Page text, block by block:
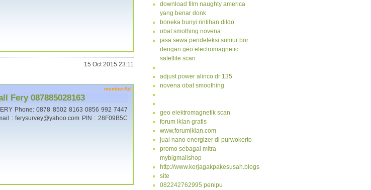
download film naughty america
yang benar donk
boneka bunyi rintihan dildo
obat smothing novena
jasa sewa pendeteksi sumur bor
dengan geo electromagnetic
satellite scan
adjust power alinco dr 135
novena obat smoothing
geo elektromagnetik scan
forum iklan gratis
www.forumiklan.com
jual nano energizer di purwokerto
promo sebagai mitra
mybigmallshop
http://www.kerjagakpakesusah.blogspot.com/
site
082242762995 penipu
15 Oct 2015 23:11
memberAd
Fery 087885028163
Phone: 0878 8502 8163 0856 992 7447
: ferysurvey@yahoo.com PIN : 28F09B5C